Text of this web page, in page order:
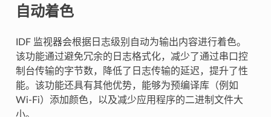
自动着色
IDF 监视器会根据日志级别自动为输出内容进行着色。
该功能通过避免冗余的日志格式化，减少了通过串口控
制台传输的字节数，降低了日志传输的延迟，提升了性
能。该功能还具有其他优势，能够为预编译库（例如
Wi-Fi）添加颜色，以及减少应用程序的二进制文件大
小。